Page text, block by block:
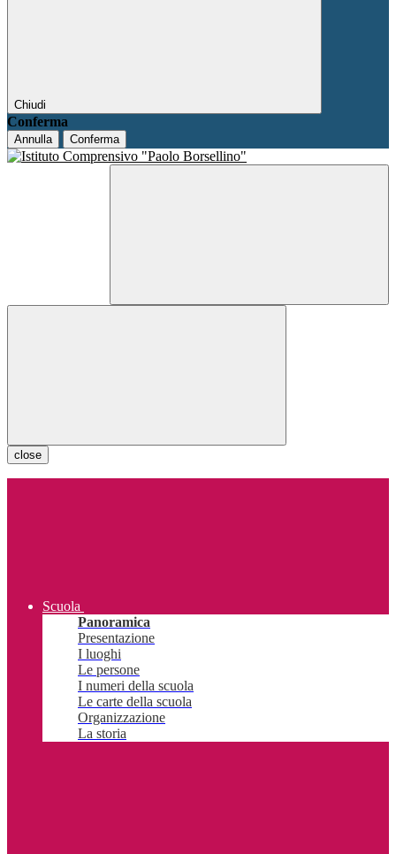
Chiudi
Conferma
Annulla Conferma
close
Scuola
Panoramica
Presentazione
I luoghi
Le persone
I numeri della scuola
Le carte della scuola
Organizzazione
La storia